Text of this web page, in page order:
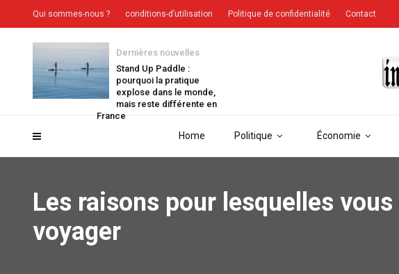
Home Politique Économie
Dernières nouvelles
Stand Up Paddle :
pourquoi la pratique
explose dans le monde,
mais reste différente en
France
Qui sommes-nous ? conditions-d’utilisation Politique de confidentialité Contact
Les raisons pour lesquelles
voyager